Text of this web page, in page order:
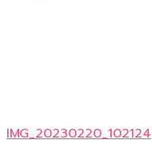
IMG_20230220_102124